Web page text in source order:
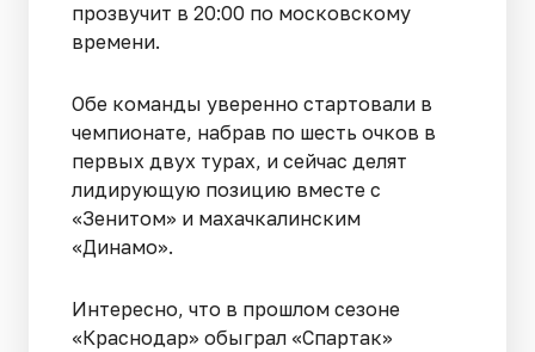
прозвучит в 20:00 по московскому
времени.
Обе команды уверенно стартовали в
чемпионате, набрав по шесть очков в
первых двух турах, и сейчас делят
лидирующую позицию вместе с
«Зенитом» и махачкалинским
«Динамо».
Интересно, что в прошлом сезоне
«Краснодар» обыграл «Спартак»